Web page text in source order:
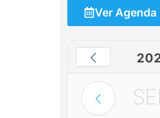
Ver Agenda